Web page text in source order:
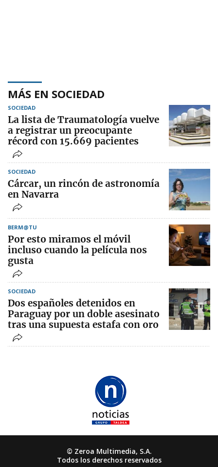
MÁS EN SOCIEDAD
SOCIEDAD
La lista de Traumatología vuelve
a registrar un preocupante
récord con 15.669 pacientes
SOCIEDAD
Cárcar, un rincón de astronomía
en Navarra
BERM@TU
Por esto miramos el móvil
incluso cuando la película nos
gusta
SOCIEDAD
Dos españoles detenidos en
Paraguay por un doble asesinato
tras una supuesta estafa con oro
© Zeroa Multimedia, S.A.
Todos los derechos reservados